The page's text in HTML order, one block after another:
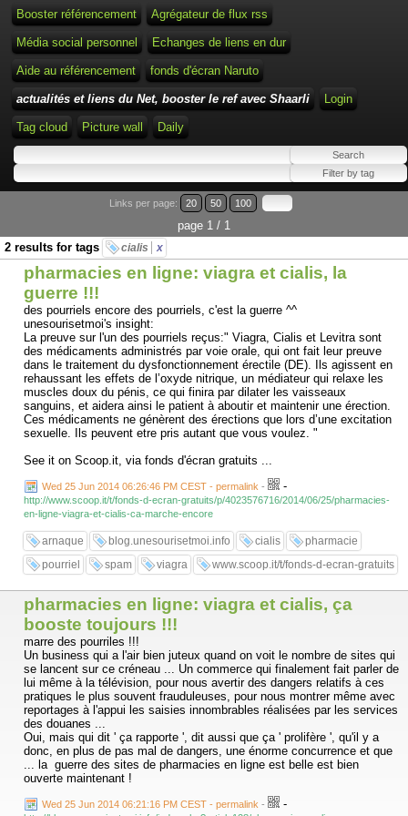
Booster référencement Agrégateur de flux rss
Média social personnel Echanges de liens en dur
Aide au référencement fonds d'écran Naruto
actualités et liens du Net, booster le ref avec Shaarli Login
Tag cloud Picture wall Daily
Links per page: 20 50 100
page 1 / 1
2 results for tags
cialis x
pharmacies en ligne: viagra et cialis, la
guerre !!!
des pourriels encore des pourriels, c'est la guerre ^^
unesourisetmoi's insight:
La preuve sur l'un des pourriels reçus:" Viagra, Cialis et Levitra sont
des médicaments administrés par voie orale, qui ont fait leur preuve
dans le traitement du dysfonctionnement érectile (DE). Ils agissent en
rehaussant les effets de l’oxyde nitrique, un médiateur qui relaxe les
muscles doux du pénis, ce qui finira par dilater les vaisseaux
sanguins, et aidera ainsi le patient à aboutir et maintenir une érection.
Ces médicaments ne génèrent des érections que lors d’une excitation
sexuelle. Ils peuvent etre pris autant que vous voulez. "
See it on Scoop.it, via fonds d'écran gratuits ...
Wed 25 Jun 2014 06:26:46 PM CEST - permalink - -
http://www.scoop.it/t/fonds-d-ecran-gratuits/p/4023576716/2014/06/25/pharmacies-
en-ligne-viagra-et-cialis-ca-marche-encore
arnaque blog.unesourisetmoi.info cialis
pharmacie
pourriel
spam viagra www.scoop.it/t/fonds-d-ecran-gratuits
pharmacies en ligne: viagra et cialis, ça
booste toujours !!!
marre des pourriles !!!
Un business qui a l'air bien juteux quand on voit le nombre de sites qui
se lancent sur ce créneau ... Un commerce qui finalement fait parler de
lui même à la télévision, pour nous avertir des dangers relatifs à ces
pratiques le plus souvent frauduleuses, pour nous montrer même avec
reportages à l'appui les saisies innombrables réalisées par les services
des douanes ...
Oui, mais qui dit ' ça rapporte ', dit aussi que ça ' prolifère ', qu'il y a
donc, en plus de pas mal de dangers, une énorme concurrence et que
... la guerre des sites de pharmacies en ligne est belle est bien
ouverte maintenant !
Wed 25 Jun 2014 06:21:16 PM CEST - permalink - -